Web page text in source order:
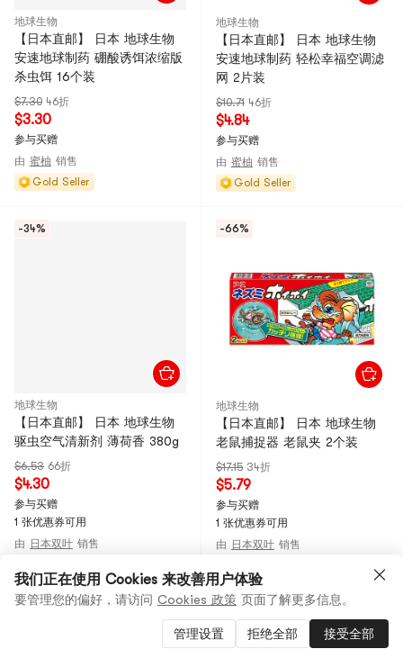
地球生物
【日本直邮】 日本 地球生物
安速地球制药 硼酸诱饵浓缩版
杀虫饵 16个装
$7.30 46折
$3.30
参与买赠
由 蜜柚 销售
Gold Seller
地球生物
【日本直邮】 日本 地球生物
安速地球制药 轻松幸福空调滤
网 2片装
$10.71 46折
$4.84
参与买赠
由 蜜柚 销售
Gold Seller
-34%
地球生物
【日本直邮】 日本 地球生物
驱虫空气清新剂 薄荷香 380g
$6.53 66折
$4.30
参与买赠
1 张优惠券可用
由 日本双叶 销售
-66%
地球生物
【日本直邮】 日本 地球生物
老鼠捕捉器 老鼠夹 2个装
$17.15 34折
$5.79
参与买赠
1 张优惠券可用
由 日本双叶 销售
我们正在使用 Cookies 来改善用户体验
要管理您的偏好，请访问 Cookies 政策 页面了解更多信息。
管理设置 拒绝全部 接受全部